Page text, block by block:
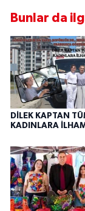
Bunlar da
DİLEK KAPTAN
KADINLARA